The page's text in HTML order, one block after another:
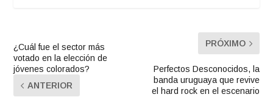
¿Cuál fue el sector más
votado en la elección de
jóvenes colorados?
ANTERIOR
PRÓXIMO
Perfectos Desconocidos, la
banda uruguaya que revive
el hard rock en el escenario